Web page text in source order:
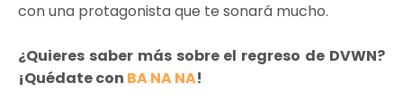
con una protagonista que te sonará mucho.
¿Quieres saber más sobre el regreso de DVWN?
¡Quédate con BA NA NA!